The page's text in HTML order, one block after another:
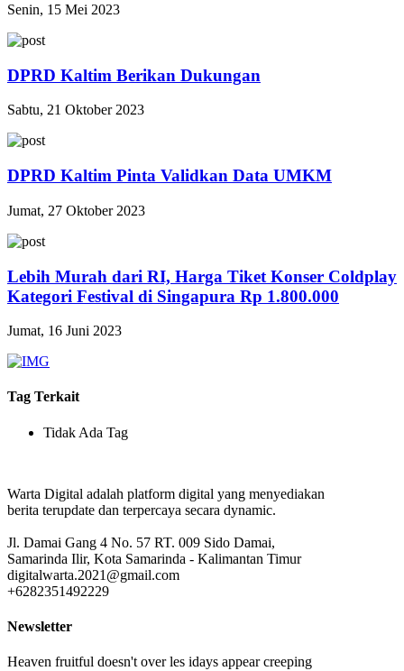
Senin, 15 Mei 2023
DPRD Kaltim Berikan Dukungan
Sabtu, 21 Oktober 2023
DPRD Kaltim Pinta Validkan Data UMKM
Jumat, 27 Oktober 2023
Lebih Murah dari RI, Harga Tiket Konser Coldplay
Kategori Festival di Singapura Rp 1.800.000
Jumat, 16 Juni 2023
Tag Terkait
Tidak Ada Tag
Warta Digital adalah platform digital yang menyediakan
berita terupdate dan terpercaya secara dynamic.
Jl. Damai Gang 4 No. 57 RT. 009 Sido Damai,
Samarinda Ilir, Kota Samarinda - Kalimantan Timur
digitalwarta.2021@gmail.com
+6282351492229
Newsletter
Heaven fruitful doesn't over les idays appear creeping